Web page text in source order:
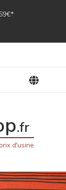
.fr
d'usine